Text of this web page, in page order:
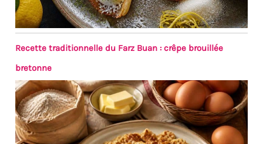
Recette traditionnelle du Farz Buan : crêpe brouillée
bretonne